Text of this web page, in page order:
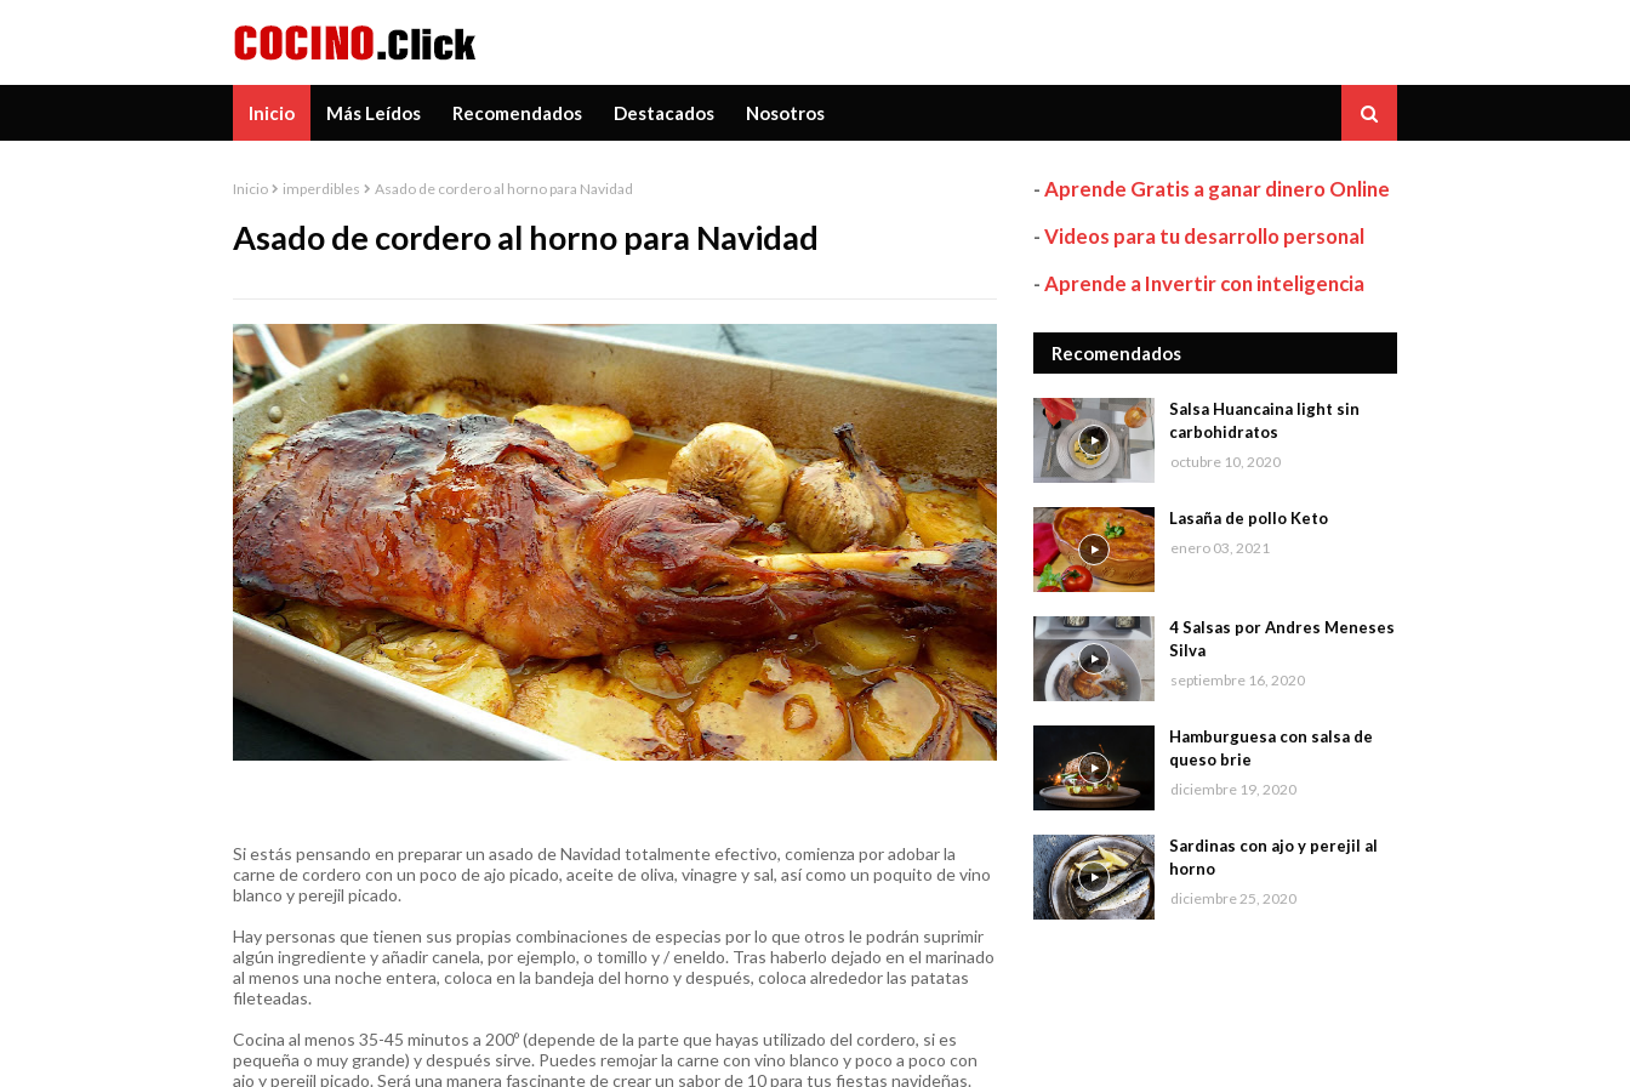
Inicio Más Leídos Recomendados Destacados Nosotros
Inicio imperdibles Asado de cordero al horno para Navidad
Asado de cordero al horno para Navidad
Si estás pensando en preparar un asado de Navidad totalmente efectivo, comienza por adobar la
carne de cordero con un poco de ajo picado, aceite de oliva, vinagre y sal, así como un poquito de vino
blanco y perejil picado.
Hay personas que tienen sus propias combinaciones de especias por lo que otros le podrán suprimir
algún ingrediente y añadir canela, por ejemplo, o tomillo y / eneldo. Tras haberlo dejado en el marinado
al menos una noche entera, coloca en la bandeja del horno y después, coloca alrededor las patatas
fileteadas.
Cocina al menos 35-45 minutos a 200º (depende de la parte que hayas utilizado del cordero, si es
pequeña o muy grande) y después sirve. Puedes remojar la carne con vino blanco y poco a poco con
ajo y perejil picado. Será una manera fascinante de crear un sabor de 10 para tus fiestas navideñas.
-Aprende Gratis a ganar dinero Online
-Videos para tu desarrollo personal
-Aprende a Invertir con inteligencia
Recomendados
Salsa Huancaina light sin
carbohidratos
octubre 10, 2020
Lasaña de pollo Keto
enero 03, 2021
4 Salsas por Andres Meneses
Silva
septiembre 16, 2020
Hamburguesa con salsa de
queso brie
diciembre 19, 2020
Sardinas con ajo y perejil al
horno
diciembre 25, 2020